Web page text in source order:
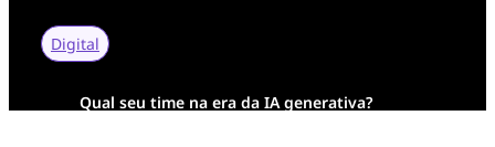
Digital
Qual seu time na era da IA generativa?